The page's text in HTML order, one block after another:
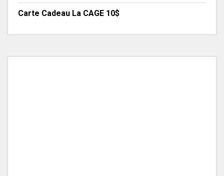
Carte Cadeau La CAGE 10$